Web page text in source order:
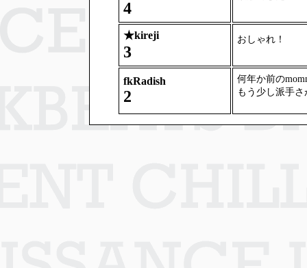
4
★kireji
3
おしゃれ！
fkRadish
2
何年か前の
もう少し派手